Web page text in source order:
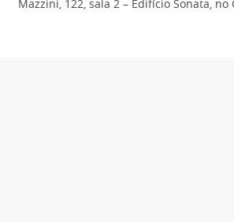
Mazzini, 122, sala 2 – Edifício Sonata, no